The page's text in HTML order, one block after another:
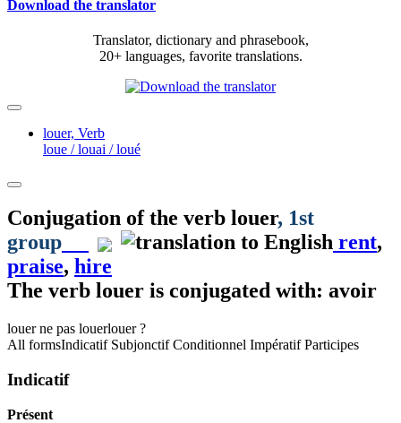
Download the translator
Translator, dictionary and phrasebook,
20+ languages, favorite translations.
louer, Verb
loue / louai / loué
Conjugation of the verb louer, 1st
group
rent,
praise, hire
The verb louer is conjugated with: avoir
louerne pas louerlouer ?
All formsIndicatif Subjonctif Conditionnel Impératif Participes
Indicatif
Présent